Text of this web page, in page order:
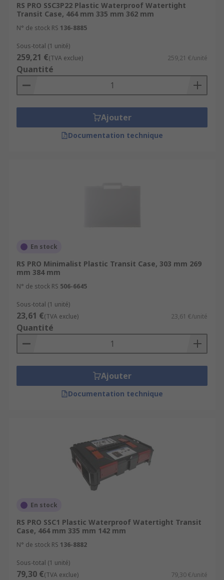
RS PRO SSC3P22 Plastic Waterproof Watertight
Transit Case, 464 mm 335 mm 362 mm
N° de stock RS 136-8885
Sous-total (1 unité)
259,21 €(TVA exclue) 259,21 €/unité
Quantité
Ajouter
Documentation technique
En stock
RS PRO Minimalist Plastic Transit Case, 303 mm 269
mm 384 mm
N° de stock RS 506-6645
Sous-total (1 unité)
23,61 €(TVA exclue) 23,61 €/unité
Quantité
Ajouter
Documentation technique
En stock
RS PRO SSC1 Plastic Waterproof Watertight Transit
Case, 464 mm 335 mm 142 mm
N° de stock RS 136-8882
Sous-total (1 unité)
79,30 €(TVA exclue) 79,30 €/unité